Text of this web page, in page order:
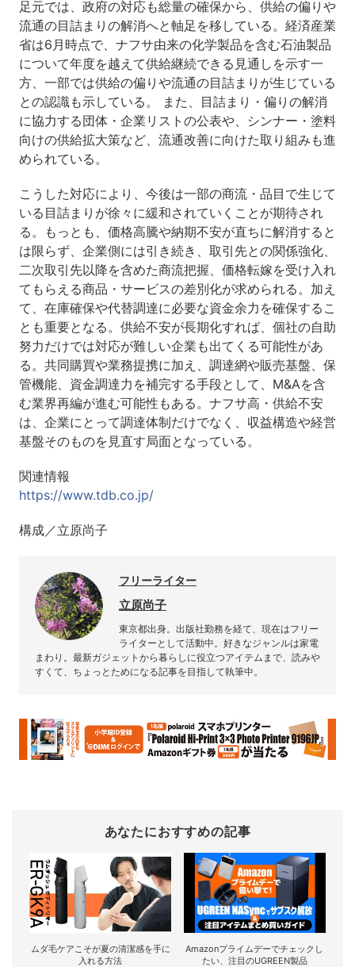
足元では、政府の対応も総量の確保から、供給の偏りや
流通の目詰まりの解消へと軸足を移している。経済産業
省は6月時点で、ナフサ由来の化学製品を含む石油製品
について年度を越えて供給継続できる見通しを示す一
方、一部では供給の偏りや流通の目詰まりが生じている
との認識も示している。 また、目詰まり・偏りの解消
に協力する団体・企業リストの公表や、シンナー・塗料
向けの供給拡大策など、流通改善に向けた取り組みも進
められている。
こうした対応により、今後は一部の商流・品目で生じて
いる目詰まりが徐々に緩和されていくことが期待され
る。もっとも、価格高騰や納期不安が直ちに解消すると
は限らず、企業側には引き続き、取引先との関係強化、
二次取引先以降を含めた商流把握、価格転嫁を受け入れ
てもらえる商品・サービスの差別化が求められる。加え
て、在庫確保や代替調達に必要な資金余力を確保するこ
とも重要となる。供給不安が長期化すれば、個社の自助
努力だけでは対応が難しい企業も出てくる可能性があ
る。共同購買や業務提携に加え、調達網や販売基盤、保
管機能、資金調達力を補完する手段として、M&Aを含
む業界再編が進む可能性もある。ナフサ高・供給不安
は、企業にとって調達体制だけでなく、収益構造や経営
基盤そのものを見直す局面となっている。
関連情報
https://www.tdb.co.jp/
構成／立原尚子
フリーライター
立原尚子
東京都出身。出版社勤務を経て、現在はフリー
ライターとして活動中。好きなジャンルは家電
まわり。最新ガジェットから暮らしに役立つアイテムまで、読みや
すくて、ちょっとためになる記事を目指して執筆中。
あなたにおすすめの記事
ムダ毛ケアこそが夏の清潔感を手に
入れる方法
Amazonプライムデーでチェックし
たい、注目のUGREEN製品